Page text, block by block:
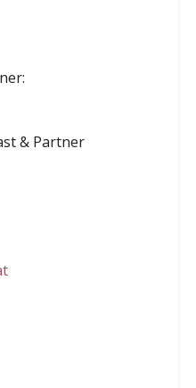
& Partner